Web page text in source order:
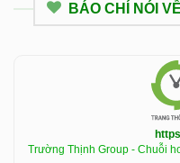
BÁO CHÍ NÓI
Trường Thịnh Group - Chuỗi